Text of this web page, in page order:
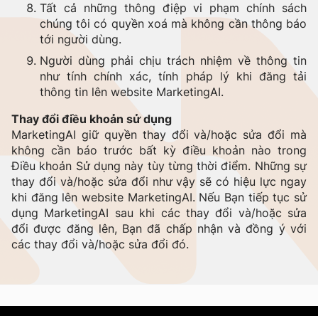
Tất cả những thông điệp vi phạm chính sách
chúng tôi có quyền xoá mà không cần thông báo
tới người dùng.
Người dùng phải chịu trách nhiệm về thông tin
như tính chính xác, tính pháp lý khi đăng tải
thông tin lên website MarketingAI.
Thay đổi điều khoản sử dụng
MarketingAI giữ quyền thay đổi và/hoặc sửa đổi mà
không cần báo trước bất kỳ điều khoản nào trong
Điều khoản Sử dụng này tùy từng thời điểm. Những sự
thay đổi và/hoặc sửa đổi như vậy sẽ có hiệu lực ngay
khi đăng lên website MarketingAI. Nếu Bạn tiếp tục sử
dụng MarketingAI sau khi các thay đổi và/hoặc sửa
đổi được đăng lên, Bạn đã chấp nhận và đồng ý với
các thay đổi và/hoặc sửa đổi đó.